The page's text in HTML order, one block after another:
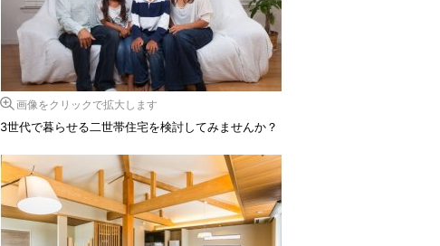
画像をクリックで拡大します
3世代で暮らせる二世帯住宅を検討してみませんか？